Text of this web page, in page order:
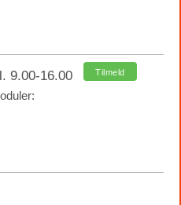
9.00-16.00 Tilmeld